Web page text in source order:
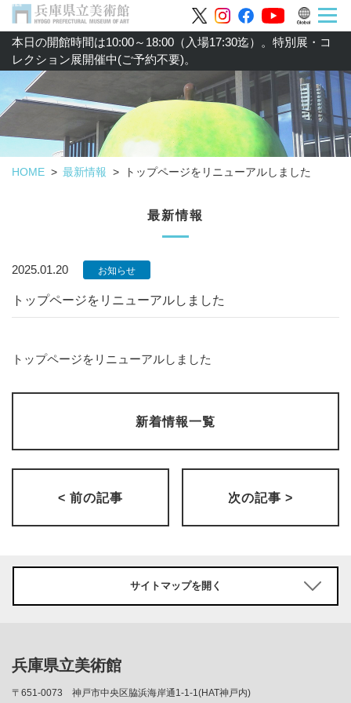
本日の開館時間は10:00～18:00（入場17:30迄）。特別展・コ
レクション展開催中(ご予約不要)。
HOME 最新情報 トップページをリニューアルしました
最新情報
2025.01.20 お知らせ
トップページをリニューアルしました
トップページをリニューアルしました
新着情報一覧
< 前の記事 次の記事 >
サイトマップを開く
兵庫県立美術館
〒651-0073 神戸市中央区脇浜海岸通1-1-1(HAT神戸内)